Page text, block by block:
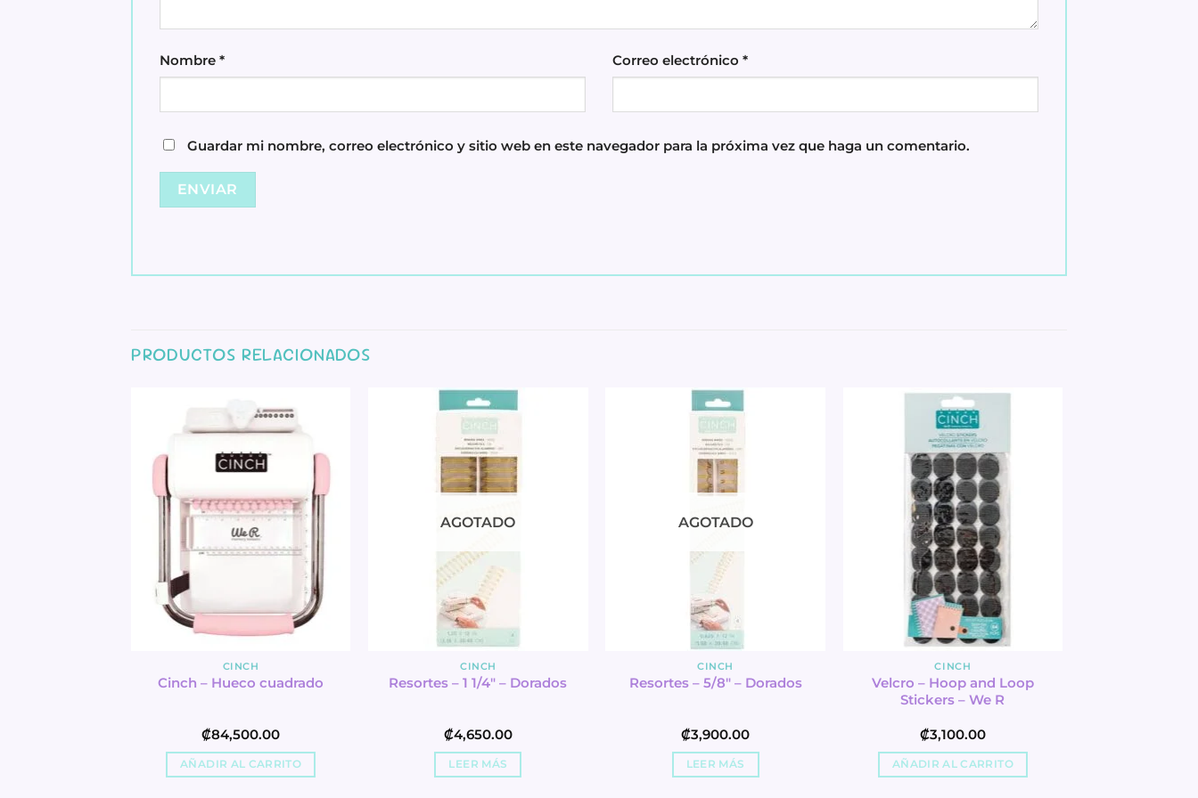
Nombre * Correo electrónico *
Guardar mi nombre, correo electrónico y sitio web en este navegador para la próxima vez que haga un comentario.
PRODUCTOS RELACIONADOS
CINCH
Cinch – Hueco cuadrado
₡84,500.00
AÑADIR AL CARRITO
AGOTADO
CINCH
Resortes – 1 1/4″ – Dorados
₡4,650.00
LEER MÁS
AGOTADO
CINCH
Resortes – 5/8″ – Dorados
₡3,900.00
LEER MÁS
CINCH
Velcro – Hoop and Loop
Stickers – We R
₡3,100.00
AÑADIR AL CARRITO